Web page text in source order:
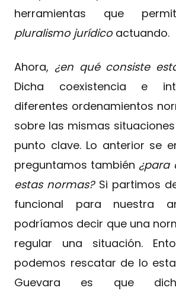
herramientas que
pluralismo jurídicoactuando.
Ahora, ¿en qué consiste
Dicha coexistencia e
diferentes ordenamientos
sobre las mismas
punto clave. Lo anterior se
preguntamos también ¿para
estas normas?Si partimos
funcional para nuestra
podríamos decir que una
regular una situación.
podemos rescatar de lo
Guevara es que